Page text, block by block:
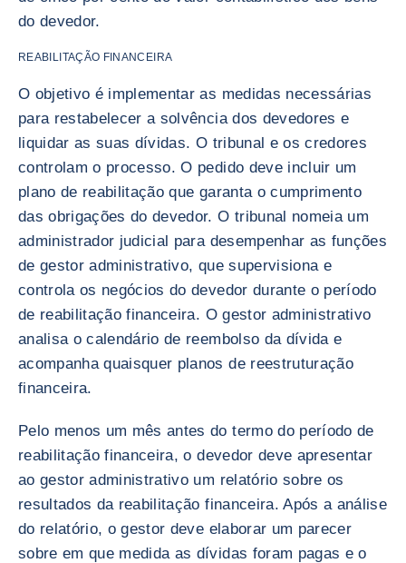
do devedor.
REABILITAÇÃO FINANCEIRA
O objetivo é implementar as medidas necessárias
para restabelecer a solvência dos devedores e
liquidar as suas dívidas. O tribunal e os credores
controlam o processo. O pedido deve incluir um
plano de reabilitação que garanta o cumprimento
das obrigações do devedor. O tribunal nomeia um
administrador judicial para desempenhar as funções
de gestor administrativo, que supervisiona e
controla os negócios do devedor durante o período
de reabilitação financeira. O gestor administrativo
analisa o calendário de reembolso da dívida e
acompanha quaisquer planos de reestruturação
financeira.
Pelo menos um mês antes do termo do período de
reabilitação financeira, o devedor deve apresentar
ao gestor administrativo um relatório sobre os
resultados da reabilitação financeira. Após a análise
do relatório, o gestor deve elaborar um parecer
sobre em que medida as dívidas foram pagas e o